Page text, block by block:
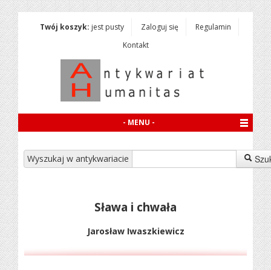
Twój koszyk: jest pusty Zaloguj się
Regulamin
Kontakt
- MENU -
Wyszukaj w antykwariacie
Sława i chwała
Jarosław Iwaszkiewicz